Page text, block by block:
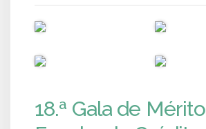
18.ª Gala de Mérito